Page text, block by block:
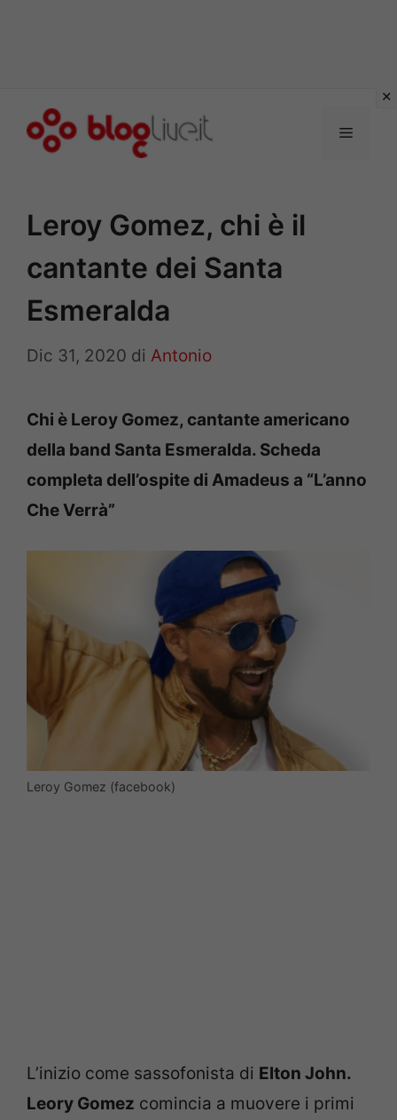
Menu
Leroy Gomez, chi è il
cantante dei Santa
Esmeralda
Dic 31, 2020 di Antonio
Chi è Leroy Gomez, cantante americano
della band Santa Esmeralda. Scheda
completa dell’ospite di Amadeus a “L’anno
Che Verrà”
Leroy Gomez (facebook)
L’inizio come sassofonista di Elton John.
Leory Gomez comincia a muovere i primi